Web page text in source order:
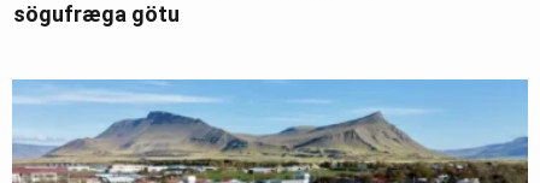
sögufræga götu